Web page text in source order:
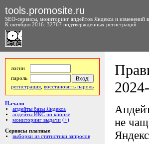
tools.promosite.ru
SEO-сервисы, мониторинг апдейтов Яндекса и изменений
К октябрю 2016: 32767 подтвержденных регистраций
логин
пароль
регистрация восстановить пароль
Начало
апдейты базы Яндекса
апдейты ИКС по кнопке
мониторинг выдачи (+)
Сервисы платные
выборки из статистики запросов
не